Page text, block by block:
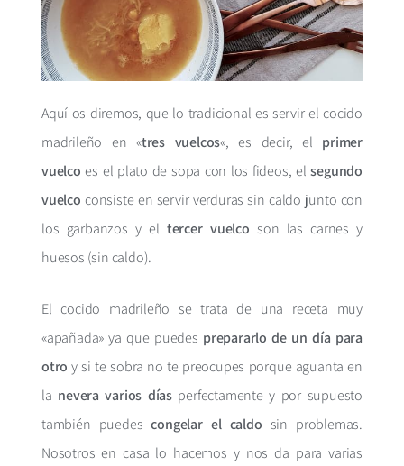
Aquí os diremos, que lo tradicional es servir el cocido
madrileño en «tres vuelcos«, es decir, el primer
vuelco es el plato de sopa con los fideos, elsegundo
vuelco consiste en servir verduras sin caldo junto con
los garbanzos y el tercer vuelco son las carnes y
huesos (sin caldo).
El cocido madrileño se trata de una receta muy
«apañada» ya que puedes prepararlo de un día para
otro y si te sobra no te preocupes porque aguanta en
la nevera varios díasperfectamente y por supuesto
también puedescongelar el caldo sin problemas.
Nosotros en casa lo hacemos y nos da para varias